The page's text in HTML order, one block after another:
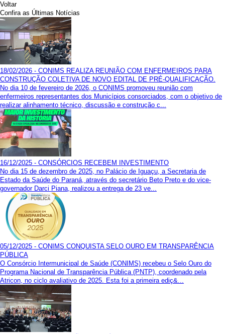
Voltar
Confira as Últimas Notícias
18/02/2026 - CONIMS REALIZA REUNIÃO COM ENFERMEIROS PARA
CONSTRUÇÃO COLETIVA DE NOVO EDITAL DE PRÉ-QUALIFICAÇÃO.
No dia 10 de fevereiro de 2026, o CONIMS promoveu reunião com
enfermeiros representantes dos Municípios consorciados, com o objetivo de
realizar alinhamento técnico, discussão e construção c...
16/12/2025 - CONSÓRCIOS RECEBEM INVESTIMENTO
No dia 15 de dezembro de 2025, no Palácio de Iguaçu, a Secretaria de
Estado da Saúde do Paraná, através do secretário Beto Preto e do vice-
governador Darci Piana, realizou a entrega de 23 ve...
05/12/2025 - CONIMS CONQUISTA SELO OURO EM TRANSPARÊNCIA
PÚBLICA
O Consórcio Intermunicipal de Saúde (CONIMS) recebeu o Selo Ouro do
Programa Nacional de Transparência Pública (PNTP), coordenado pela
Atricon, no ciclo avaliativo de 2025. Esta foi a primeira ediç&...